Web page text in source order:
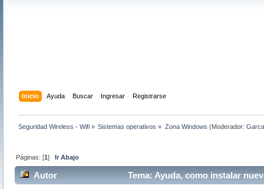
Inicio Ayuda Buscar Ingresar Registrarse
Seguridad Wireless - Wifi » Sistemas operativos » Zona Windows (Moderador:
Páginas: [1]Ir Abajo
Autor Tema: Ayuda, como instalar